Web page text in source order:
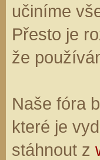
učiníme
Přesto je
že
Naše fóra
které je
stáhnout z